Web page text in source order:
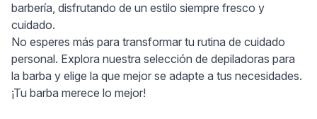
barbería, disfrutando de un estilo siempre fresco y
cuidado.
No esperes más para transformar tu rutina de cuidado
personal. Explora nuestra selección de depiladoras para
la barba y elige la que mejor se adapte a tus necesidades.
¡Tu barba merece lo mejor!